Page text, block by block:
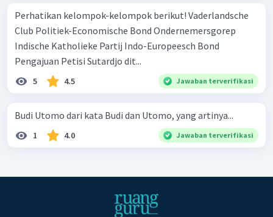
Perhatikan kelompok-kelompok berikut! Vaderlandsche
Club Politiek-Economische Bond Ondernemersgorep
Indische Katholieke Partij Indo-Europeesch Bond
Pengajuan Petisi Sutardjo dit...
5 4.5 Jawaban terverifikasi
Budi Utomo dari kata Budi dan Utomo, yang artinya...
1 4.0 Jawaban terverifikasi